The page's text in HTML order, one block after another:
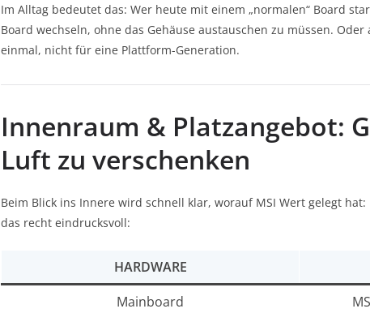
Im Alltag bedeutet das: Wer heute mit einem „normalen“ Board
Board wechseln, ohne das Gehäuse austauschen zu müssen. Oder
einmal, nicht für eine Plattform-Generation.
Innenraum & Platzangebot:
Luft zu verschenken
Beim Blick ins Innere wird schnell klar, worauf MSI Wert gelegt hat:
das recht eindrucksvoll:
HARDWARE
Mainboard